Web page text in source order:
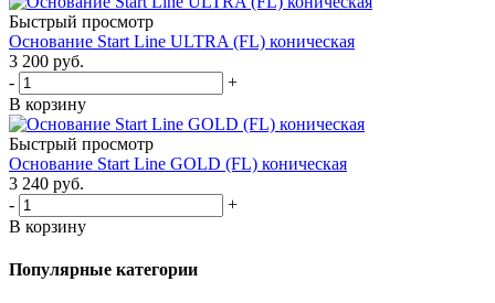
Быстрый просмотр
Основание Start Line ULTRA (FL) коническая
3 200 руб.
-
+
В корзину
Быстрый просмотр
Основание Start Line GOLD (FL) коническая
3 240 руб.
-
+
В корзину
Популярные категории